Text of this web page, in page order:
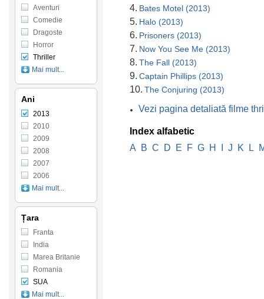
4. Bates Motel (2013)
5. Halo (2013)
6. Prisoners (2013)
7. Now You See Me (2013)
8. The Fall (2013)
9. Captain Phillips (2013)
10. The Conjuring (2013)
Vezi pagina detaliată filme
Index alfabetic
A
B C D E F G H J K L
Aventuri
Comedie
Dragoste
Horror
Thriller
Mai mult...
Ani
2013
2010
2009
2008
2007
2006
Mai mult...
Țara
Franta
India
Marea Britanie
Romania
SUA
Mai mult...